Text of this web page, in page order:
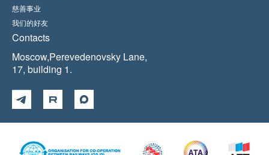
慈善事业
我们的好友
Contacts
Moscow,Perevedenovsky Lane,
17, building 1.